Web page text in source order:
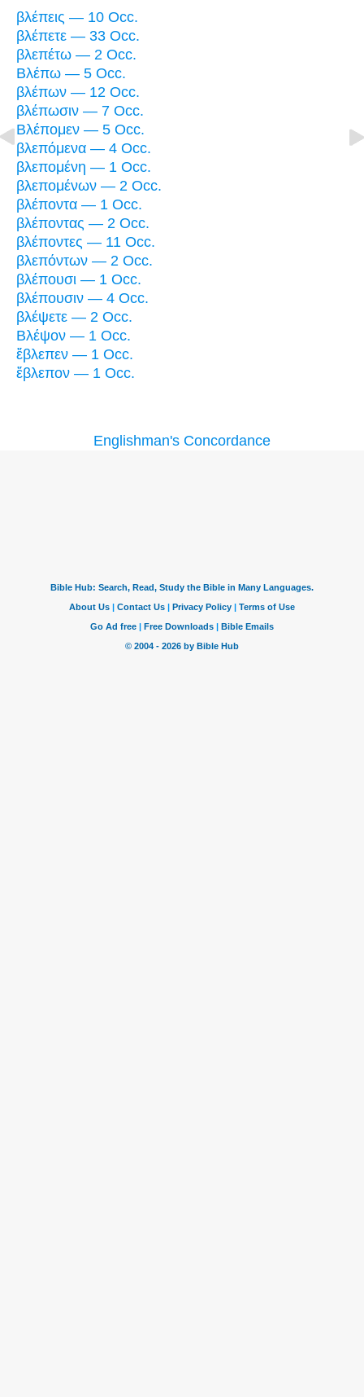
βλέπεις — 10 Occ.
βλέπετε — 33 Occ.
βλεπέτω — 2 Occ.
Βλέπω — 5 Occ.
βλέπων — 12 Occ.
βλέπωσιν — 7 Occ.
Βλέπομεν — 5 Occ.
βλεπόμενα — 4 Occ.
βλεπομένη — 1 Occ.
βλεπομένων — 2 Occ.
βλέποντα — 1 Occ.
βλέποντας — 2 Occ.
βλέποντες — 11 Occ.
βλεπόντων — 2 Occ.
βλέπουσι — 1 Occ.
βλέπουσιν — 4 Occ.
βλέψετε — 2 Occ.
Βλέψον — 1 Occ.
ἔβλεπεν — 1 Occ.
ἔβλεπον — 1 Occ.
Englishman's Concordance